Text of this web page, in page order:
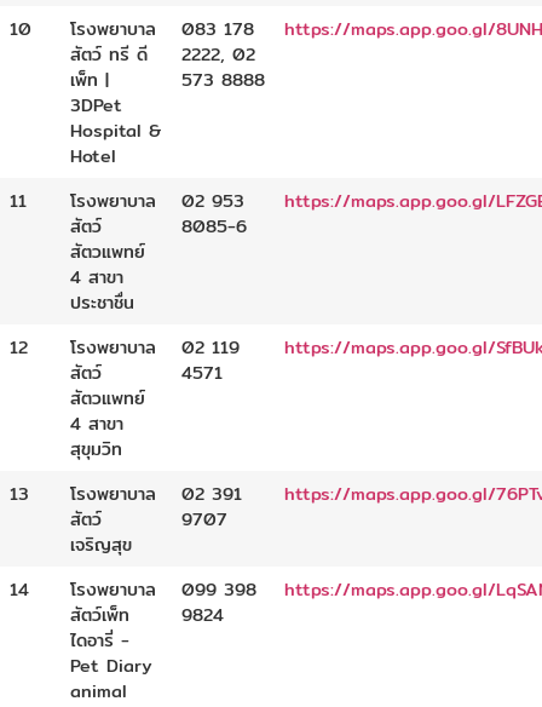
10
โรงพยาบาล
สัตว์ ทรี ดี
เพ็ท |
3DPet
Hospital &
Hotel
083 178
2222, 02
573 8888
https://maps.app.goo.gl/
11
โรงพยาบาล
สัตว์
สัตวแพทย์
4 สาขา
ประชาชื่น
02 953
8085-6
https://maps.app.goo.gl/
12
โรงพยาบาล
สัตว์
สัตวแพทย์
4 สาขา
สุขุมวิท
02 119
4571
https://maps.app.goo.gl/
13
โรงพยาบาล
สัตว์
เจริญสุข
02 391
9707
https://maps.app.goo.gl/
14
โรงพยาบาล
สัตว์เพ็ท
ไดอารี่ -
Pet Diary
animal
099 398
9824
https://maps.app.goo.gl/